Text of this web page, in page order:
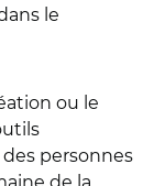
le
ou le
personnes